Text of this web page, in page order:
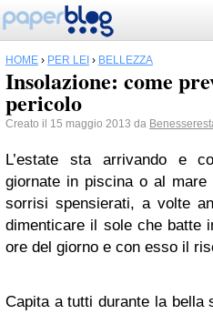
HOME › PER LEI › BELLEZZA
Insolazione: come
pericolo
Creato il 15 maggio 2013 da
L’estate sta arrivando e
giornate in piscina o al
sorrisi spensierati, a volte
dimenticare il sole che batte
ore del giorno e con esso il
Capita a tutti durante la bella